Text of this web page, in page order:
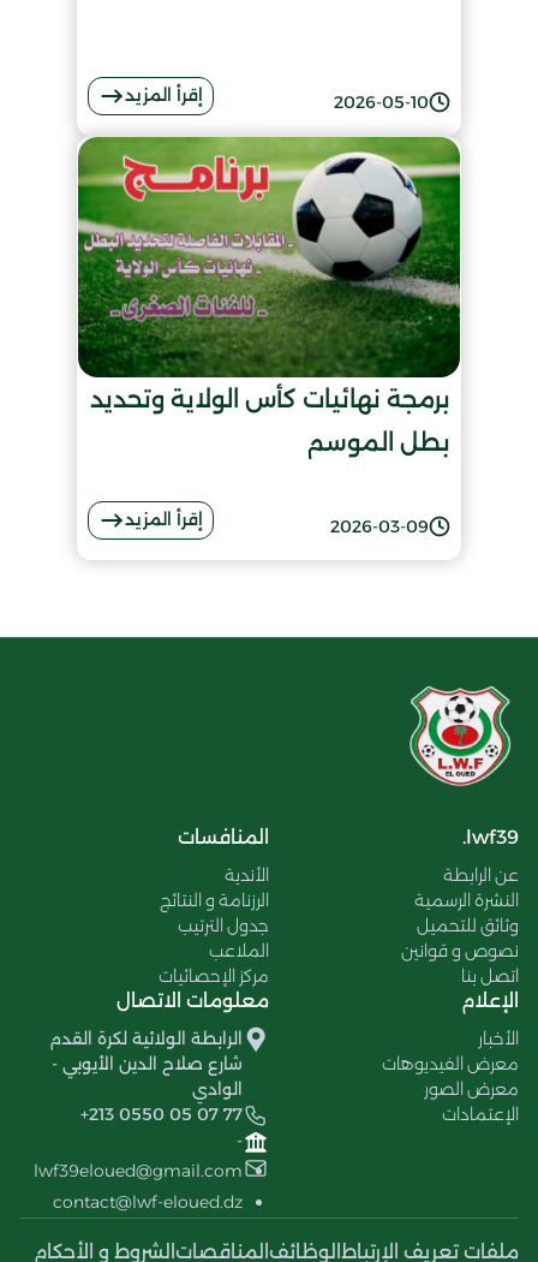
2026-05-10 إقرأ المزيد
برمجة نهائيات كأس الولاية وتحديد
بطل الموسم
2026-03-09 إقرأ المزيد
lwf39.
عن الرابطة
النشرة الرسمية
وثائق للتحميل
نصوص و قوانين
اتصل بنا
المنافسات
الأندية
الرزنامة و النتائج
جدول الترتيب
الملاعب
مركز الإحصائيات
الإعلام
الأخبار
معرض الفيديوهات
معرض الصور
الإعتمادات
معلومات الاتصال
الرابطة الولائية لكرة القدم
شارع صلاح الدين الأيوبي -
الوادي
+213 0550 05 07 77
-
lwf39eloued@gmail.com
contact@lwf-eloued.dz
ملفات تعريف الإرتباط الوظائف المناقصات الشروط و الأحكام